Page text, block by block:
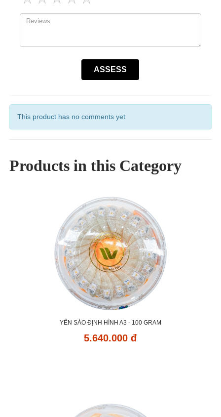
This product has no comments yet
Products in this Category
YẾN SÀO ĐỊNH HÌNH A3 - 100 GRAM
5.640.000 đ